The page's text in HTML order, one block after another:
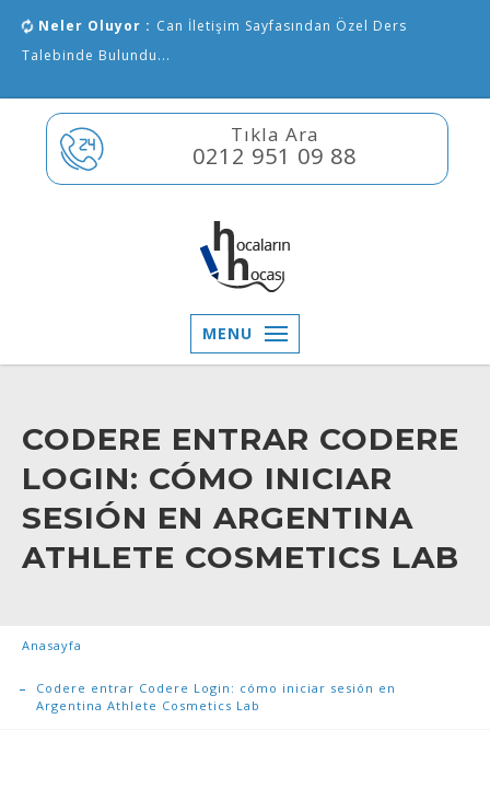
Neler Oluyor : Can İletişim Sayfasından Özel Ders
Talebinde Bulundu...
Tıkla Ara
0212 951 09 88
MENU
CODERE ENTRAR CODERE
LOGIN: CÓMO INICIAR
SESIÓN EN ARGENTINA
ATHLETE COSMETICS LAB
Anasayfa
Codere entrar Codere Login: cómo iniciar sesión en
Argentina Athlete Cosmetics Lab